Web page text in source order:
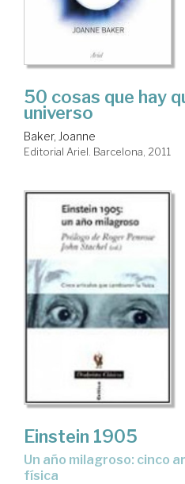
50 cosas que hay
universo
Baker, Joanne
Editorial Ariel. Barcelona, 2011
Einstein 1905
un año milagroso: cinco artículos que cambiaron la
física